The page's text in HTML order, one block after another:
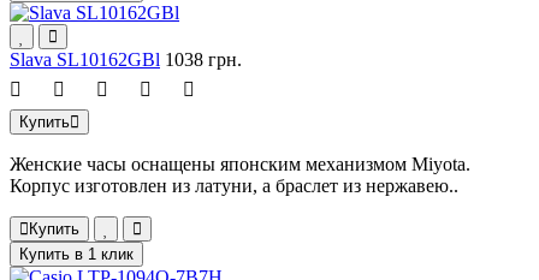
Slava SL10162GBl 1038 грн.
Купить
Женские часы оснащены японским механизмом Miyota.
Корпус изготовлен из латуни, а браслет из нержавею..
Купить
Купить в 1 клик